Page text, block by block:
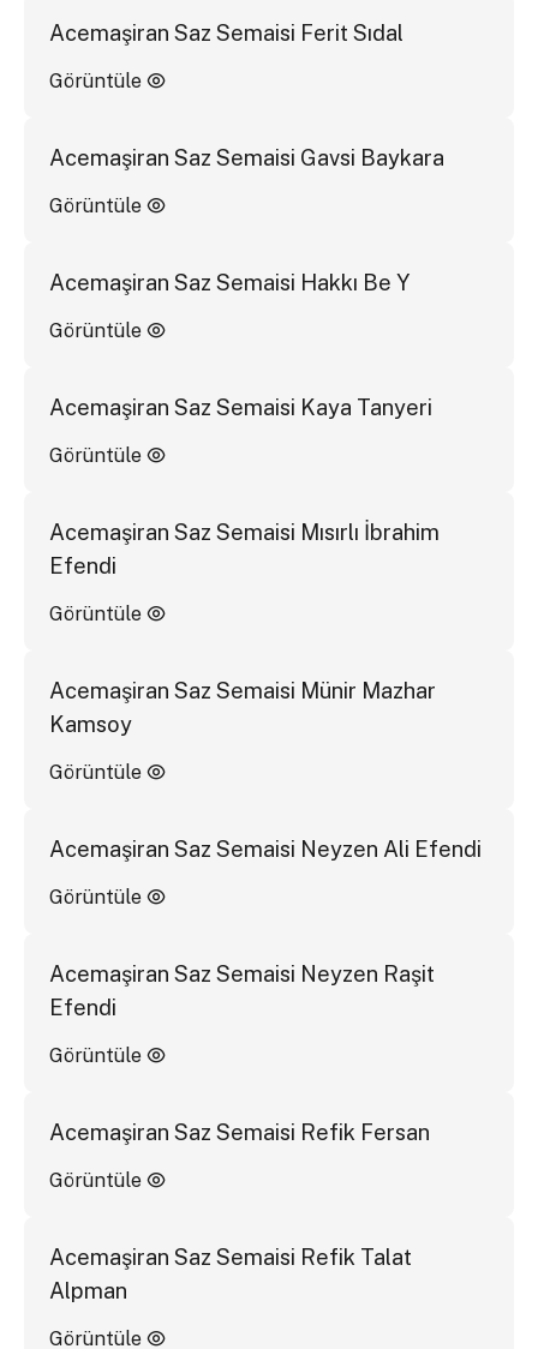
Acemaşiran Saz Semaisi Ferit Sıdal
Görüntüle
Acemaşiran Saz Semaisi Gavsi Baykara
Görüntüle
Acemaşiran Saz Semaisi Hakkı Be Y
Görüntüle
Acemaşiran Saz Semaisi Kaya Tanyeri
Görüntüle
Acemaşiran Saz Semaisi Mısırlı İbrahim
Efendi
Görüntüle
Acemaşiran Saz Semaisi Münir Mazhar
Kamsoy
Görüntüle
Acemaşiran Saz Semaisi Neyzen Ali Efendi
Görüntüle
Acemaşiran Saz Semaisi Neyzen Raşit
Efendi
Görüntüle
Acemaşiran Saz Semaisi Refik Fersan
Görüntüle
Acemaşiran Saz Semaisi Refik Talat
Alpman
Görüntüle